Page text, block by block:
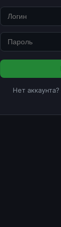
Нет аккаунта?